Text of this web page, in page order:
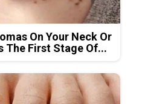
On Your Neck Or
The First Stage Of...